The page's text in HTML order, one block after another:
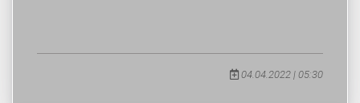
04.04.2022 | 05:30